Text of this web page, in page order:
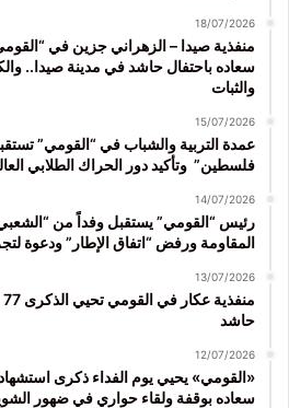
18/07/2026
منفذية صيدا – الزهراني جزين في
سعاده باحتفال حاشد في مدينة صيدا..
والثبات
15/07/2026
عمدة التربية والشباب في “القومي”
فلسطين” وتأكيد دور الحراك الطلابي
14/07/2026
رئيس “القومي” يستقبل وفداً من “الشعبي
المقاومة ورفض “اتفاق الإطار” ودعوة
13/07/2026
حاشد
12/07/2026
«القومي» يحيي يوم الفداء ذكرى
سعاده بوقفة ولقاء حواري في ضهور